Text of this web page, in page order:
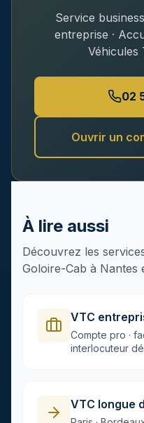
Service
entreprise ·
Véhicules
02
Ouvrir un
À lire aussi
Découvrez les
Goloire-Cab à Nantes
VTC
Compte pro ·
interlocuteur
VTC longue